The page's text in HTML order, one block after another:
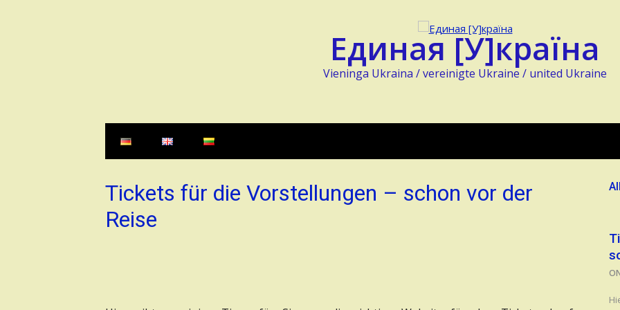
Единая [У]країна
Vieninga Ukraina / vereinigte Ukraine / united Ukraine
Tickets für die Vorstellungen – schon vor der
Reise